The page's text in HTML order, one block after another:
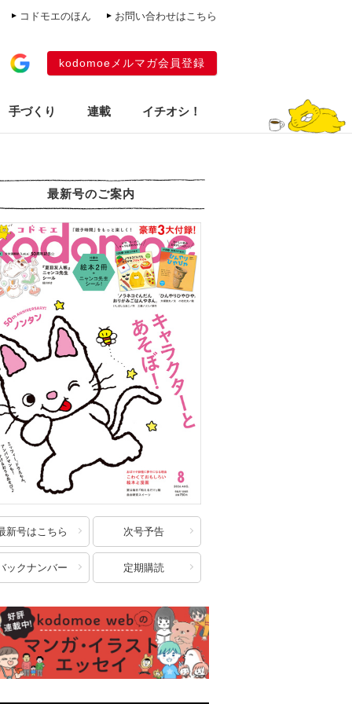
コドモエのほん お問い合わせはこちら
kodomoeメルマガ会員登録
手づくり 連載 イチオシ！
最新号のご案内
新号はこちら 次号予告
ックナンバー 定期購読